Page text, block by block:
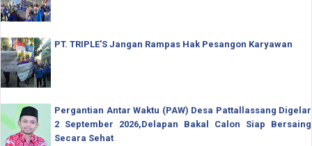
PT. TRIPLE'S Jangan Rampas Hak Pesangon Karyawan
Pergantian Antar Waktu (PAW) Desa Pattallassang Digelar
2 September 2026,Delapan Bakal Calon Siap Bersaing
Secara Sehat